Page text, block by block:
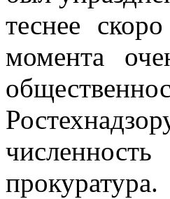
теснее
момента
прокуратура.